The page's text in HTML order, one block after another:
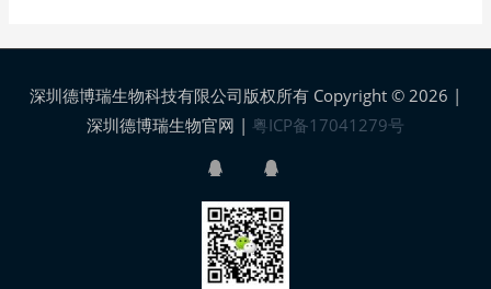
深圳德博瑞生物科技有限公司版权所有 Copyright © 2026 |
深圳德博瑞生物官网 | 粤ICP备17041279号